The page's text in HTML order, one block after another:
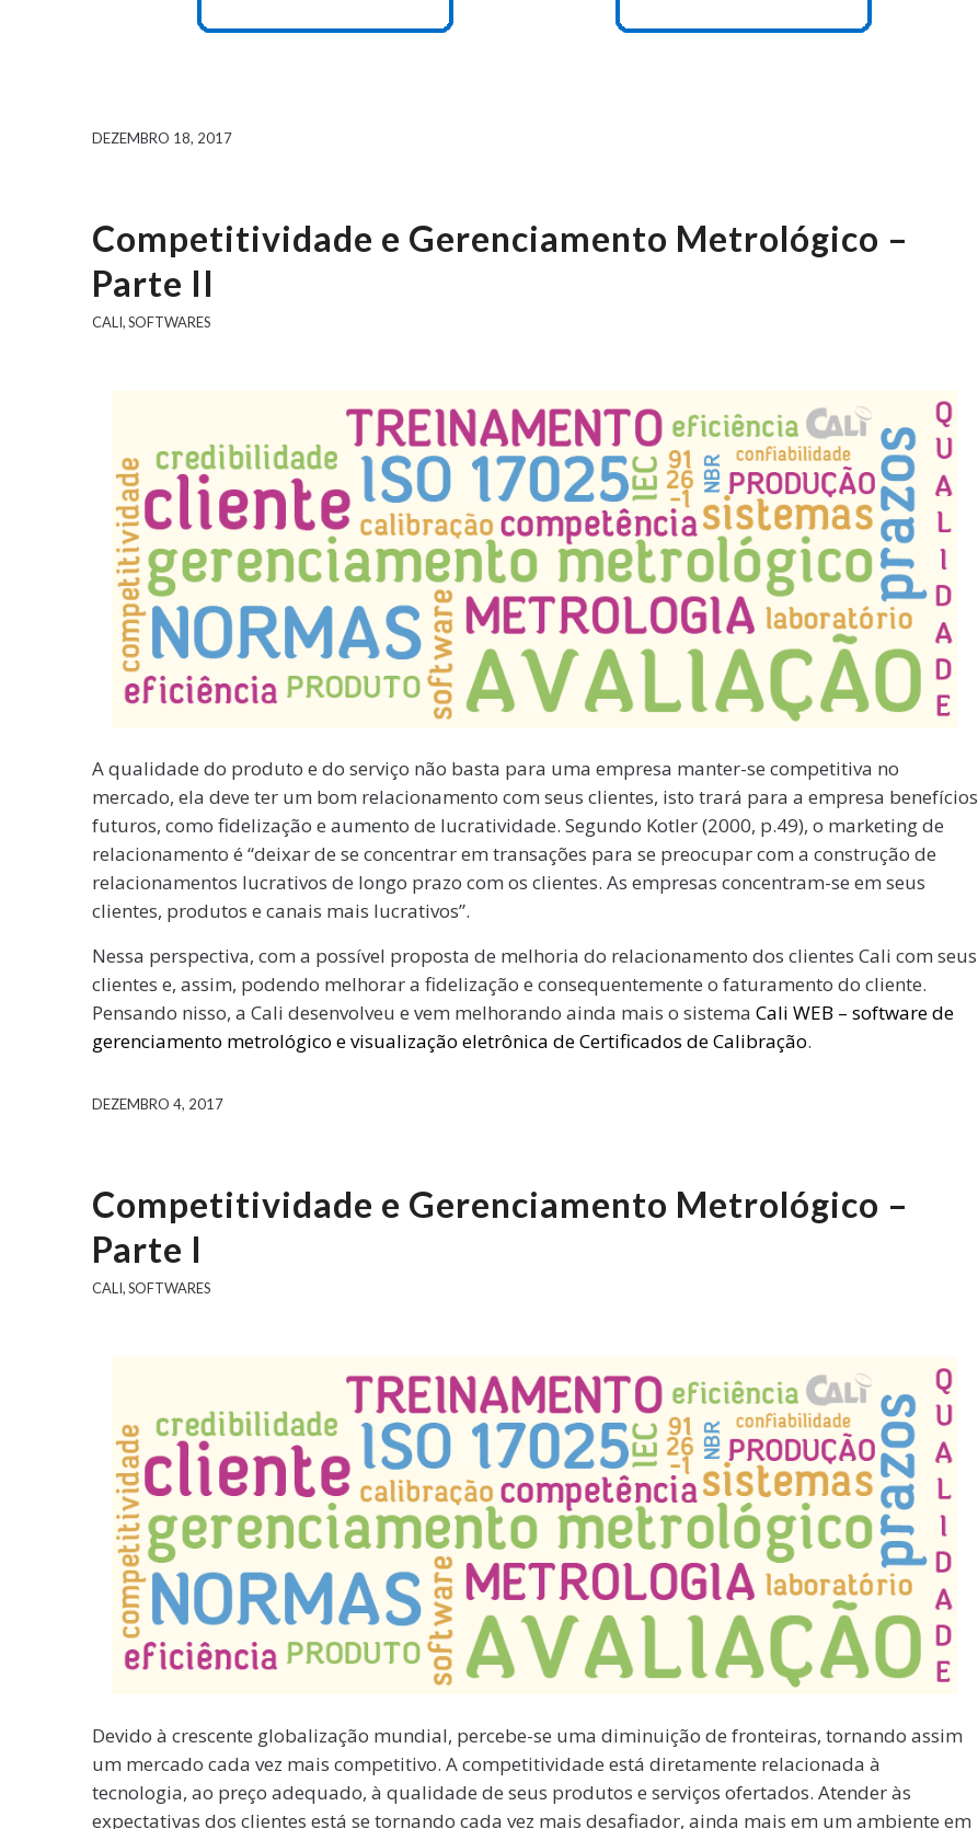
DEZEMBRO 18, 2017
Competitividade e Gerenciamento Metrológico –
Parte II
CALI,SOFTWARES
A qualidade do produto e do serviço não basta para uma empresa manter-se competitiva no
mercado, ela deve ter um bom relacionamento com seus clientes, isto trará para a empresa benefícios
futuros, como fidelização e aumento de lucratividade. Segundo Kotler (2000, p.49), o marketing de
relacionamento é “deixar de se concentrar em transações para se preocupar com a construção de
relacionamentos lucrativos de longo prazo com os clientes. As empresas concentram-se em seus
clientes, produtos e canais mais lucrativos”.
Nessa perspectiva, com a possível proposta de melhoria do relacionamento dos clientes Cali com seus
clientes e, assim, podendo melhorar a fidelização e consequentemente o faturamento do cliente.
Pensando nisso, a Cali desenvolveu e vem melhorando ainda mais o sistema Cali WEB – software de
gerenciamento metrológico e visualização eletrônica de Certificados de Calibração.
DEZEMBRO 4, 2017
Competitividade e Gerenciamento Metrológico –
Parte I
CALI,SOFTWARES
Devido à crescente globalização mundial, percebe-se uma diminuição de fronteiras, tornando assim
um mercado cada vez mais competitivo. A competitividade está diretamente relacionada à
tecnologia, ao preço adequado, à qualidade de seus produtos e serviços ofertados. Atender às
expectativas dos clientes está se tornando cada vez mais desafiador, ainda mais em um ambiente em